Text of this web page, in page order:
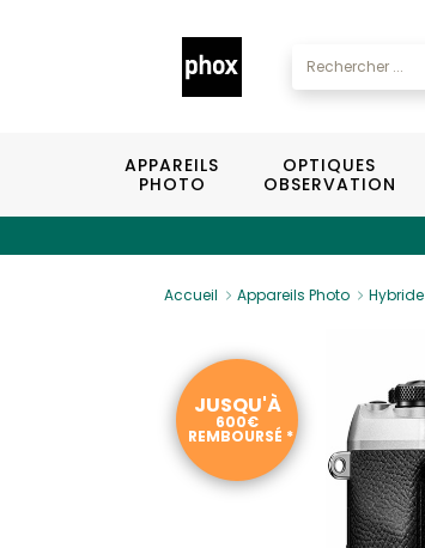
APPAREILS
PHOTO
OPTIQUES
OBSERVATION
Accueil Appareils Photo Hybride
JUSQU'À
600€
REMBOURSÉ *